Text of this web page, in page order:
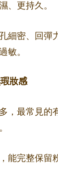
、更持久。
細密、回彈
敏。
妝感
，最常見的
能完整保留